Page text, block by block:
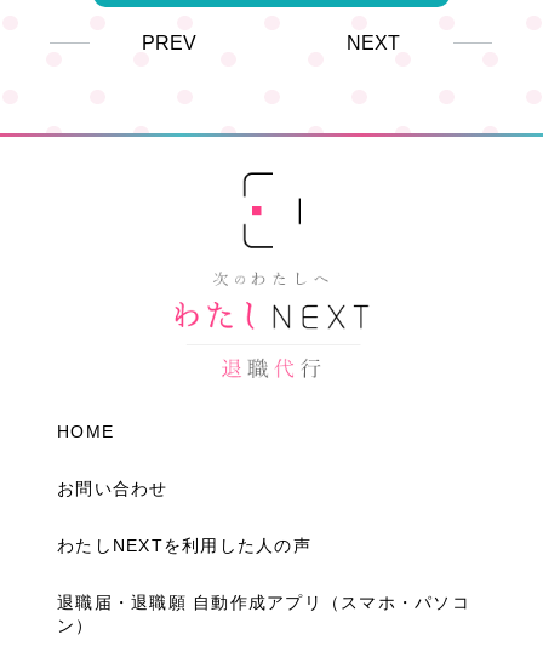
PREV NEXT
HOME
お問い合わせ
わたしNEXTを利用した人の声
退職届・退職願 自動作成アプリ（スマホ・パソコ
ン）